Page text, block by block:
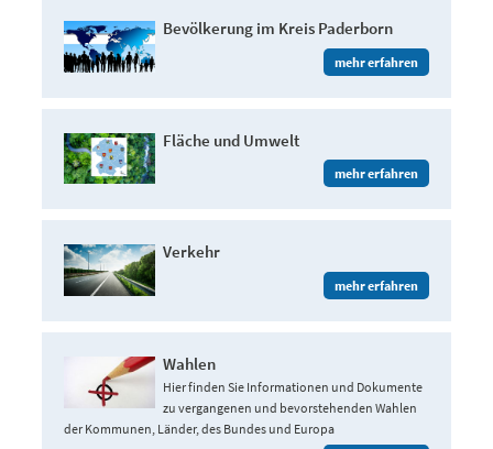
Bevölkerung im Kreis Paderborn
mehr erfahren
Fläche und Umwelt
mehr erfahren
Verkehr
mehr erfahren
Wahlen
Hier finden Sie Informationen und Dokumente
zu vergangenen und bevorstehenden Wahlen
der Kommunen, Länder, des Bundes und Europa